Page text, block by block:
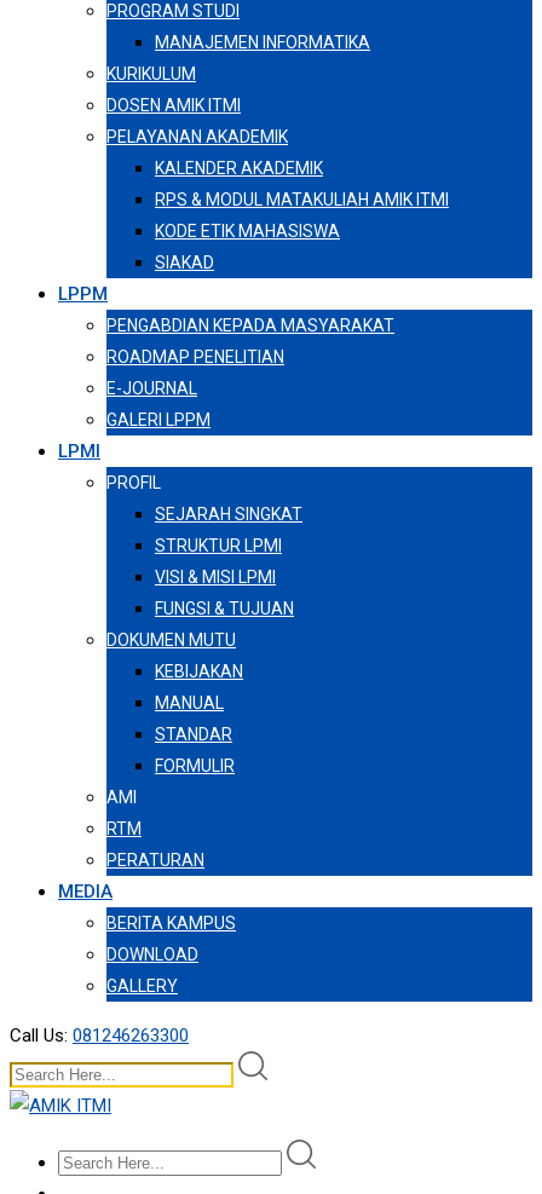
PROGRAM STUDI
MANAJEMEN INFORMATIKA
KURIKULUM
DOSEN AMIK ITMI
PELAYANAN AKADEMIK
KALENDER AKADEMIK
RPS & MODUL MATAKULIAH AMIK ITMI
KODE ETIK MAHASISWA
SIAKAD
LPPM
PENGABDIAN KEPADA MASYARAKAT
ROADMAP PENELITIAN
E-JOURNAL
GALERI LPPM
LPMI
PROFIL
SEJARAH SINGKAT
STRUKTUR LPMI
VISI & MISI LPMI
FUNGSI & TUJUAN
DOKUMEN MUTU
KEBIJAKAN
MANUAL
STANDAR
FORMULIR
AMI
RTM
PERATURAN
MEDIA
BERITA KAMPUS
DOWNLOAD
GALLERY
Call Us: 081246263300